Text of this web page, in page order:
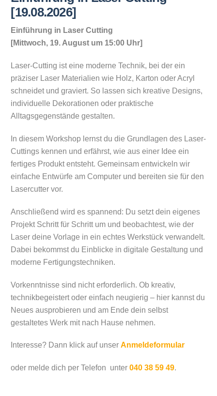
[19.08.2026]
Einführung in Laser Cutting
[Mittwoch, 19. August um 15:00 Uhr]
Laser-Cutting ist eine moderne Technik, bei der ein
präziser Laser Materialien wie Holz, Karton oder Acryl
schneidet und graviert. So lassen sich kreative Designs,
individuelle Dekorationen oder praktische
Alltagsgegenstände gestalten.
In diesem Workshop lernst du die Grundlagen des Laser-
Cuttings kennen und erfährst, wie aus einer Idee ein
fertiges Produkt entsteht. Gemeinsam entwickeln wir
einfache Entwürfe am Computer und bereiten sie für den
Lasercutter vor.
Anschließend wird es spannend: Du setzt dein eigenes
Projekt Schritt für Schritt um und beobachtest, wie der
Laser deine Vorlage in ein echtes Werkstück verwandelt.
Dabei bekommst du Einblicke in digitale Gestaltung und
moderne Fertigungstechniken.
Vorkenntnisse sind nicht erforderlich. Ob kreativ,
technikbegeistert oder einfach neugierig – hier kannst du
Neues ausprobieren und am Ende dein selbst
gestaltetes Werk mit nach Hause nehmen.
Interesse? Dann klick auf unserAnmeldeformular
oder melde dich per Telefon unter 040 38 59 49.